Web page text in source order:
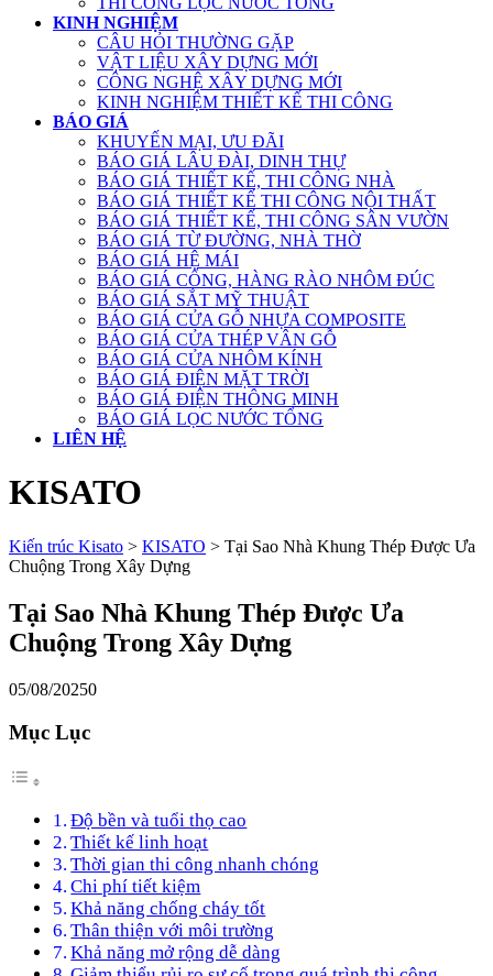
KINH NGHIỆM
CÂU HỎI THƯỜNG GẶP
VẬT LIỆU XÂY DỰNG MỚI
CÔNG NGHỆ XÂY DỰNG MỚI
KINH NGHIỆM THIẾT KẾ THI CÔNG
BÁO GIÁ
KHUYẾN MẠI, ƯU ĐÃI
BÁO GIÁ LÂU ĐÀI, DINH THỰ
BÁO GIÁ THIẾT KẾ, THI CÔNG NHÀ
BÁO GIÁ THIẾT KẾ THI CÔNG NỘI THẤT
BÁO GIÁ THIẾT KẾ, THI CÔNG SÂN VƯỜN
BÁO GIÁ TỪ ĐƯỜNG, NHÀ THỜ
BÁO GIÁ HỆ MÁI
BÁO GIÁ CỔNG, HÀNG RÀO NHÔM ĐÚC
BÁO GIÁ SẮT MỸ THUẬT
BÁO GIÁ CỬA GỖ NHỰA COMPOSITE
BÁO GIÁ CỬA THÉP VÂN GỖ
BÁO GIÁ CỬA NHÔM KÍNH
BÁO GIÁ ĐIỆN MẶT TRỜI
BÁO GIÁ ĐIỆN THÔNG MINH
BÁO GIÁ LỌC NƯỚC TỔNG
LIÊN HỆ
KISATO
Kiến trúc Kisato > KISATO > Tại Sao Nhà Khung Thép Được Ưa
Chuộng Trong Xây Dựng
Tại Sao Nhà Khung Thép Được Ưa
Chuộng Trong Xây Dựng
05/08/20250
Mục Lục
Độ bền và tuổi thọ cao
Thiết kế linh hoạt
Thời gian thi công nhanh chóng
Chi phí tiết kiệm
Khả năng chống cháy tốt
Thân thiện với môi trường
Khả năng mở rộng dễ dàng